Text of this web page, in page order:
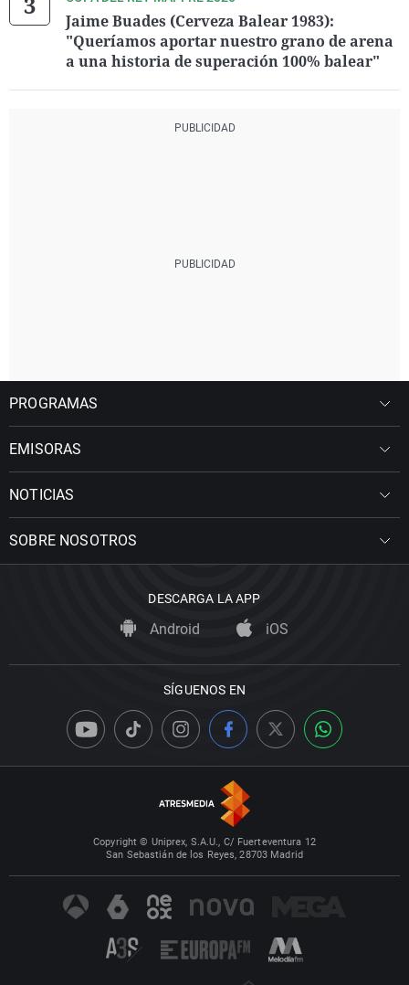
Jaime Buades (Cerveza Balear 1983):
"Queríamos aportar nuestro grano de arena
a una historia de superación 100% balear"
PROGRAMAS
EMISORAS
NOTICIAS
SOBRE NOSOTROS
DESCARGA LA APP
Android iOS
SÍGUENOS EN
Copyright © Uniprex, S.A.U., C/ Fuerteventura 12
San Sebastián de los Reyes, 28703 Madrid